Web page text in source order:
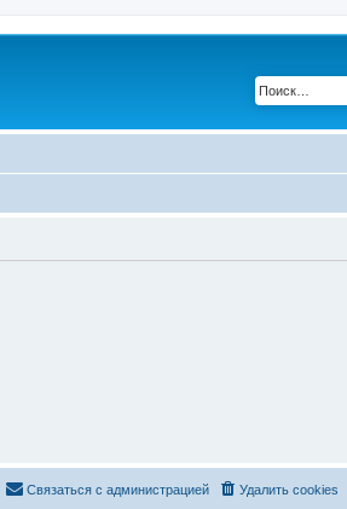
Удалить cookies
Связаться с администрацией